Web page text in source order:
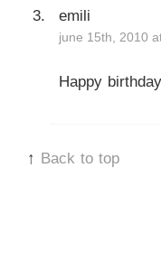
emili
june 15th, 2010
Happy
↑ Back to top